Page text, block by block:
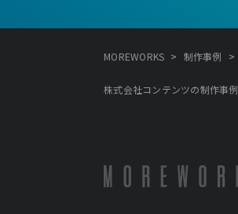
MOREWORKS > 制作事例 >
株式会社コンテンツの制作事例